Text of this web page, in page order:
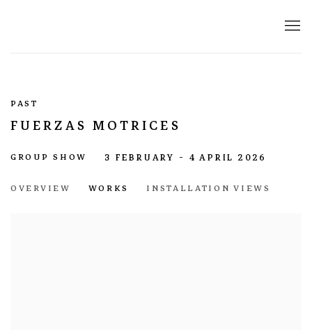
PAST
FUERZAS MOTRICES
GROUP SHOW 3 FEBRUARY - 4 APRIL 2026
OVERVIEW WORKS INSTALLATION VIEWS